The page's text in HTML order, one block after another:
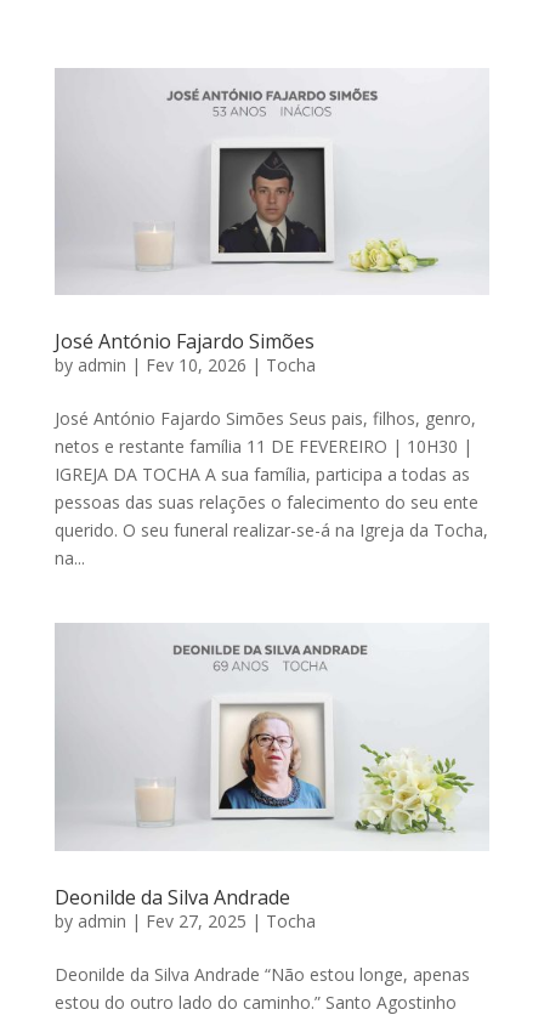
PSICOLOGIA DO LUTO
NECROLOGIA
BLOG
CONTACTOS
José António Fajardo Simões
by admin | Fev 10, 2026 | Tocha
José António Fajardo Simões Seus pais, filhos, genro,
netos e restante família 11 DE FEVEREIRO | 10H30 |
IGREJA DA TOCHA A sua família, participa a todas as
pessoas das suas relações o falecimento do seu ente
querido. O seu funeral realizar-se-á na Igreja da Tocha,
na...
Deonilde da Silva Andrade
by admin | Fev 27, 2025 | Tocha
Deonilde da Silva Andrade “Não estou longe, apenas
estou do outro lado do caminho.” Santo Agostinho